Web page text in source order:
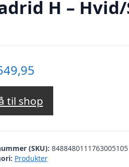
H –
til shop
(SKU): 8488480111763005105
Produkter